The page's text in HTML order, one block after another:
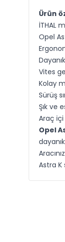
Ürün
İTHAL
Opel
Vites
Kolay
Sürüş
Şık ve
Araç içi
Opel
Astra